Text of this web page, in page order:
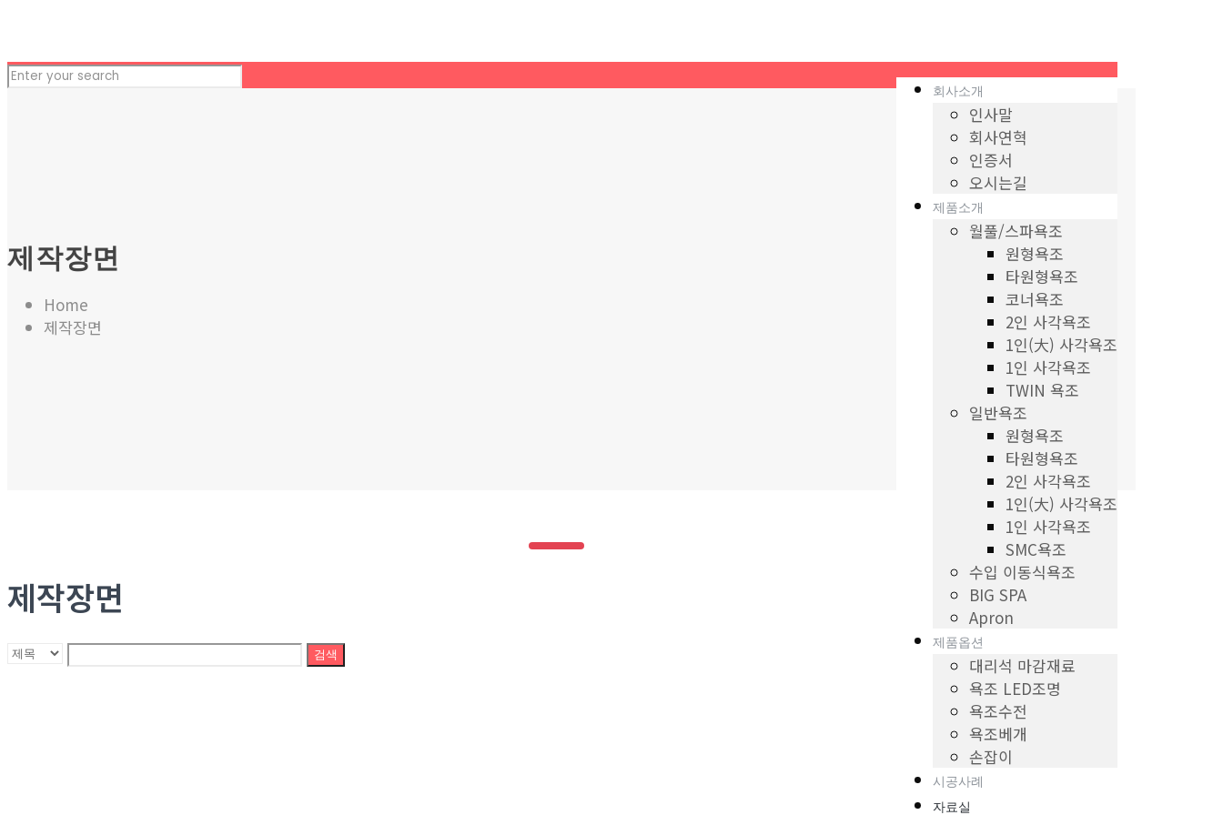
회사소개
인사말
회사연혁
인증서
오시는길
제품소개
월풀/스파욕조
원형욕조
타원형욕조
코너욕조
2인 사각욕조
1인(大) 사각욕조
1인 사각욕조
TWIN 욕조
일반욕조
원형욕조
타원형욕조
2인 사각욕조
1인(大) 사각욕조
1인 사각욕조
SMC욕조
수입 이동식욕조
BIG SPA
Apron
제품옵션
대리석 마감재료
욕조 LED조명
욕조수전
욕조베개
손잡이
시공사례
자료실
제작장면
Home
제작장면
제작장면
검색